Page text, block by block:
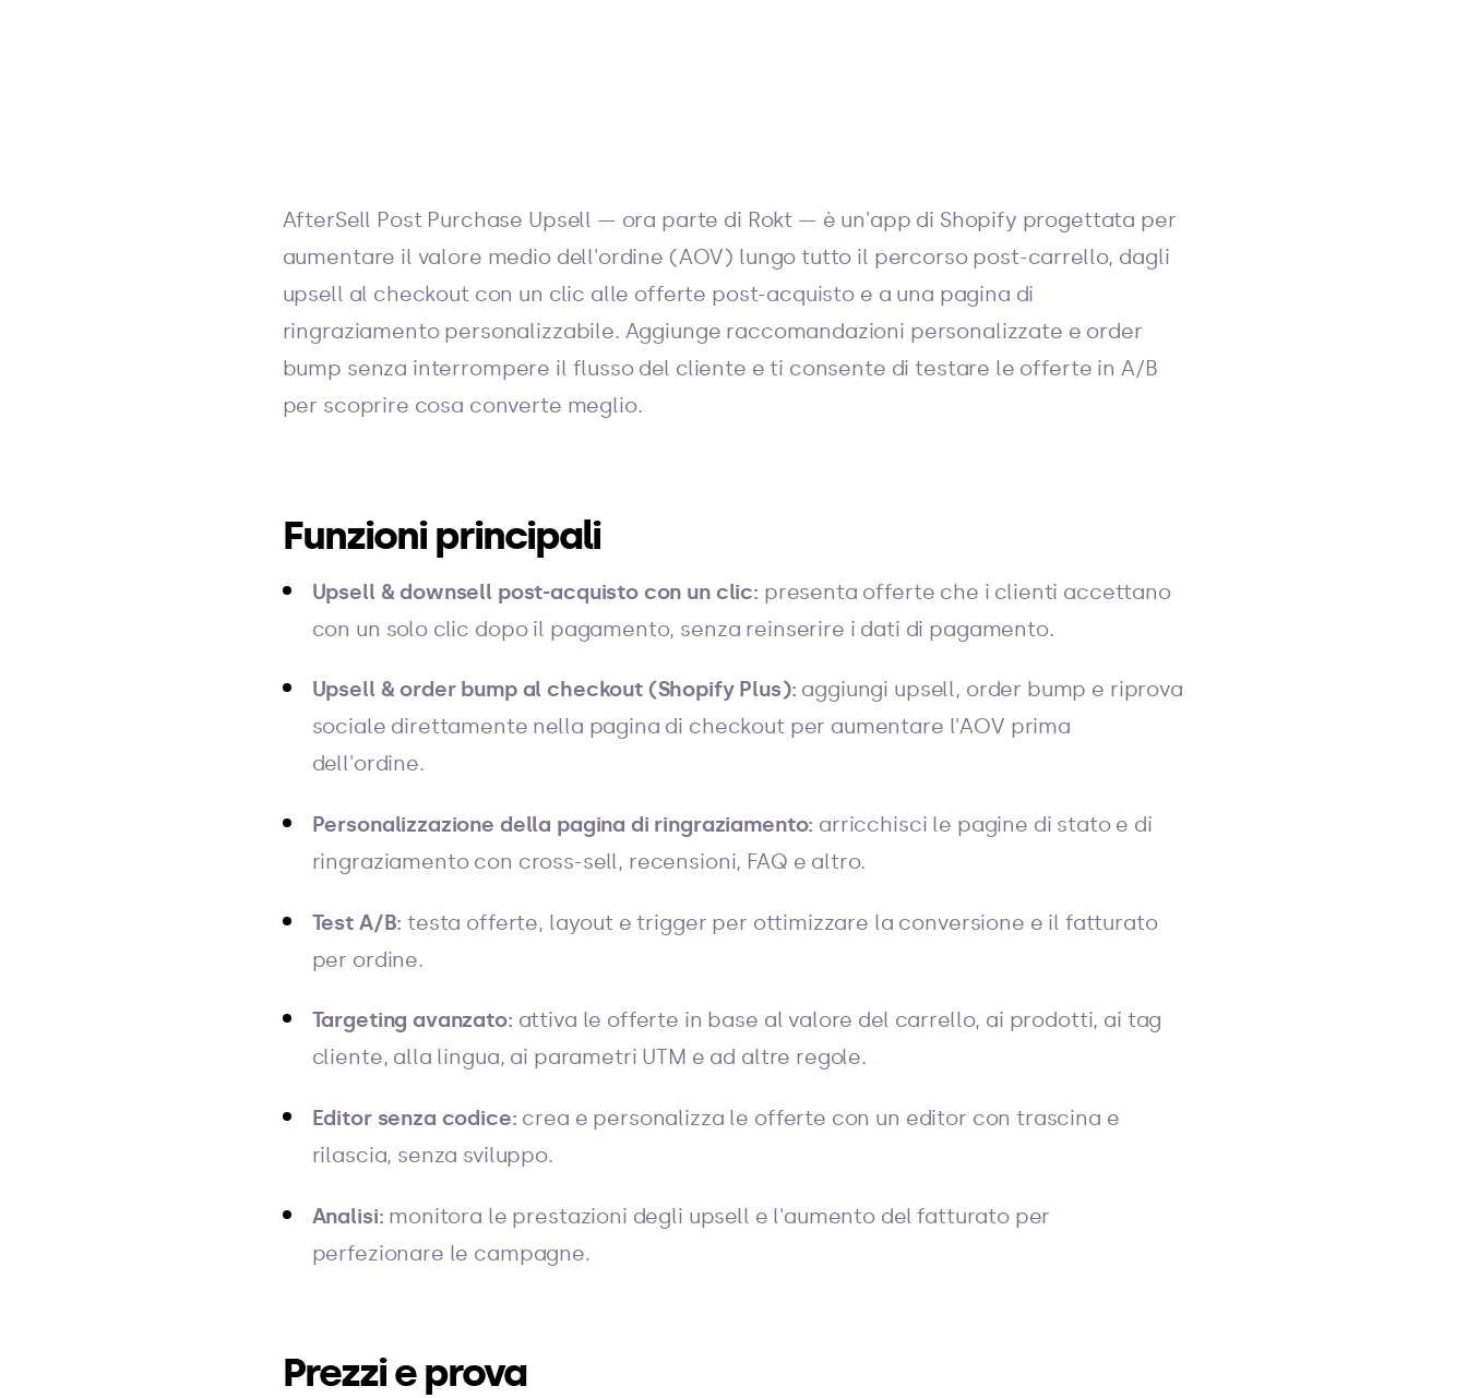
AfterSell Post Purchase Upsell — ora parte di Rokt — è un'app di Shopify progettata per
aumentare il valore medio dell'ordine (AOV) lungo tutto il percorso post-carrello, dagli
upsell al checkout con un clic alle offerte post-acquisto e a una pagina di
ringraziamento personalizzabile. Aggiunge raccomandazioni personalizzate e order
bump senza interrompere il flusso del cliente e ti consente di testare le offerte in A/B
per scoprire cosa converte meglio.
Funzioni principali
Upsell & downsell post-acquisto con un clic: presenta offerte che i clienti accettano
con un solo clic dopo il pagamento, senza reinserire i dati di pagamento.
Upsell & order bump al checkout (Shopify Plus): aggiungi upsell, order bump e riprova
sociale direttamente nella pagina di checkout per aumentare l'AOV prima
dell'ordine.
Personalizzazione della pagina di ringraziamento: arricchisci le pagine di stato e di
ringraziamento con cross-sell, recensioni, FAQ e altro.
Test A/B: testa offerte, layout e trigger per ottimizzare la conversione e il fatturato
per ordine.
Targeting avanzato: attiva le offerte in base al valore del carrello, ai prodotti, ai tag
cliente, alla lingua, ai parametri UTM e ad altre regole.
Editor senza codice: crea e personalizza le offerte con un editor con trascina e
rilascia, senza sviluppo.
Analisi: monitora le prestazioni degli upsell e l'aumento del fatturato per
perfezionare le campagne.
Prezzi e prova